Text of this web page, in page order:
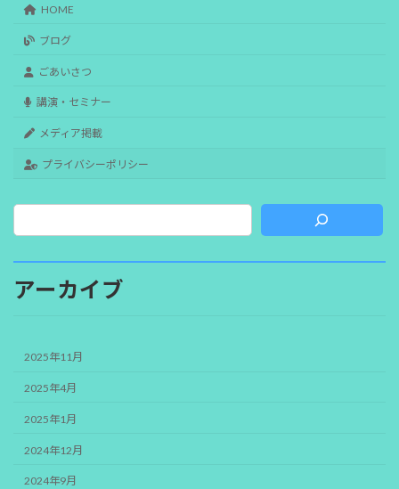
HOME
ブログ
ごあいさつ
講演・セミナー
メディア掲載
プライバシーポリシー
アーカイブ
2025年11月
2025年4月
2025年1月
2024年12月
2024年9月